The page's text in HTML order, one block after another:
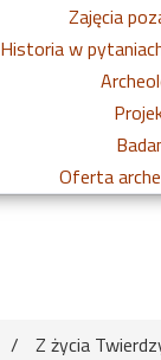
Zajęcia
Historia w
Oferta
/ Z życia